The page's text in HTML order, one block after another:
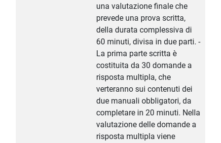
una valutazione finale che
prevede una prova scritta,
della durata complessiva di
60 minuti, divisa in due parti. -
La prima parte scritta è
costituita da 30 domande a
risposta multipla, che
verteranno sui contenuti dei
due manuali obbligatori, da
completare in 20 minuti. Nella
valutazione delle domande a
risposta multipla viene